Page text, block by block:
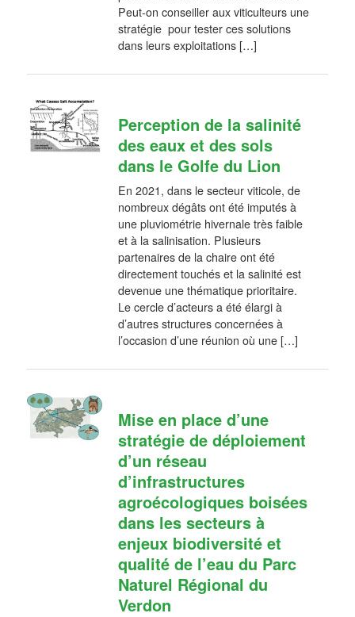
Peut-on conseiller aux viticulteurs une
stratégie pour tester ces solutions
dans leurs exploitations […]
Perception de la salinité
des eaux et des sols
dans le Golfe du Lion
En 2021, dans le secteur viticole, de
nombreux dégâts ont été imputés à
une pluviométrie hivernale très faible
et à la salinisation. Plusieurs
partenaires de la chaire ont été
directement touchés et la salinité est
devenue une thématique prioritaire.
Le cercle d’acteurs a été élargi à
d’autres structures concernées à
l’occasion d’une réunion où une […]
Mise en place d’une
stratégie de déploiement
d’un réseau
d’infrastructures
agroécologiques boisées
dans les secteurs à
enjeux biodiversité et
qualité de l’eau du Parc
Naturel Régional du
Verdon